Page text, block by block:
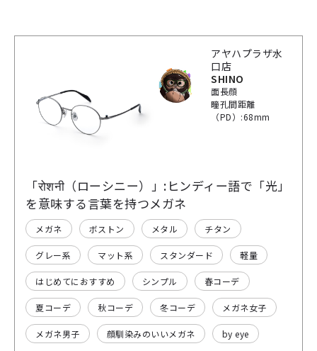
アヤハプラザ水
口店
SHINO
面長顔
瞳孔間距離
（PD）:68mm
「रोशनी（ローシニー）」:ヒンディー語で「光」
を意味する言葉を持つメガネ
メガネ ボストン メタル チタン
グレー系 マット系 スタンダード 軽量
はじめてにおすすめ シンプル 春コーデ
夏コーデ 秋コーデ 冬コーデ メガネ女子
メガネ男子 顔馴染みのいいメガネ by eye